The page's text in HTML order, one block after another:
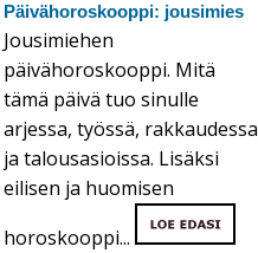
Päivähoroskooppi: jousimies
Jousimiehen
päivähoroskooppi. Mitä
tämä päivä tuo sinulle
arjessa, työssä, rakkaudessa
ja talousasioissa. Lisäksi
eilisen ja huomisen
horoskooppi...